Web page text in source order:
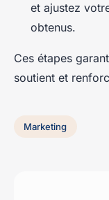
et ajustez
obtenus.
Ces étapes
soutient et
Marketing